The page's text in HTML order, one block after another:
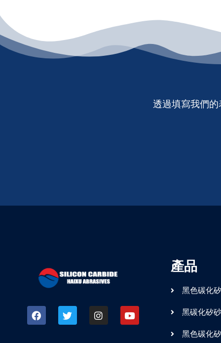
透過填寫我們
產品
黑色碳化矽
黑碳化矽
黑色碳化